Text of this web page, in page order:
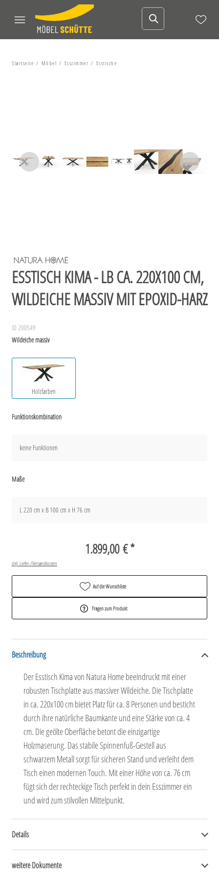
Startseite Möbel Esszimmer Esstische
ESSTISCH KIMA - LB CA. 220X100 CM,
WILDEICHE MASSIV MIT EPOXID-HARZ
ID 200549
Wildeiche massiv
Holzfarben
Funktionskombination
keine Funktionen
Maße
L 220 cm x B 100 cm x H 76 cm
1.899,00 € *
zzgl. Liefer-/Versandkosten
Auf die Wunschliste
Fragen zum Produkt
Beschreibung
Der Esstisch Kima von Natura Home beeindruckt mit einer
robusten Tischplatte aus massiver Wildeiche. Die Tischplatte
in ca. 220x100 cm bietet Platz für ca. 8 Personen und besticht
durch ihre natürliche Baumkante und eine Stärke von ca. 4
cm. Die geölte Oberfläche betont die einzigartige
Holzmaserung. Das stabile Spinnenfuß-Gestell aus
schwarzem Metall sorgt für sicheren Stand und verleiht dem
Tisch einen modernen Touch. Mit einer Höhe von ca. 76 cm
fügt sich der rechteckige Tisch perfekt in dein Esszimmer ein
und wird zum stilvollen Mittelpunkt.
Details
weitere Dokumente